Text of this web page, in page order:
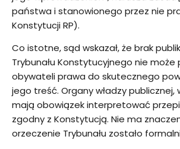
państwa i stanowionego przez nie
Konstytucji RP).
Co istotne, sąd wskazał, że brak
Trybunału Konstytucyjnego nie
obywateli prawa do skutecznego
jego treść. Organy władzy publicznej,
mają obowiązek interpretować
zgodny z Konstytucją. Nie ma
orzeczenie Trybunału zostało